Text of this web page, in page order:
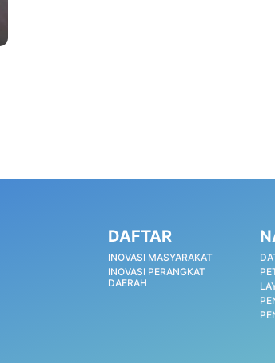
DAFTAR
INOVASI MASYARAKAT
INOVASI PERANGKAT
DAERAH